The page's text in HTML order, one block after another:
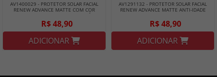
AV1400029 - PROTETOR SOLAR FACIAL
RENEW ADVANCE MATTE COM COR
ANTI-IDADE FPS50 50G - AVON - MÉDIO
ESCURO
R$ 48,90
ADICIONAR
AV1291132 - PROTETOR SOLAR FACIAL
RENEW ADVANCE MATTE ANTI-IDADE
R$ 48,90
ADICIONAR